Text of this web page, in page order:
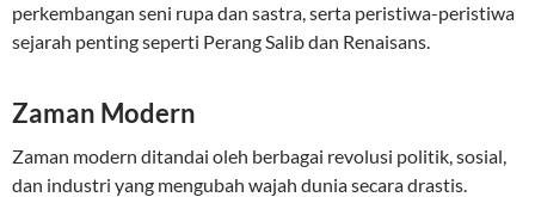
perkembangan seni rupa dan sastra, serta peristiwa-peristiwa
sejarah penting seperti Perang Salib dan Renaisans.
Zaman Modern
Zaman modern ditandai oleh berbagai revolusi politik, sosial,
dan industri yang mengubah wajah dunia secara drastis.